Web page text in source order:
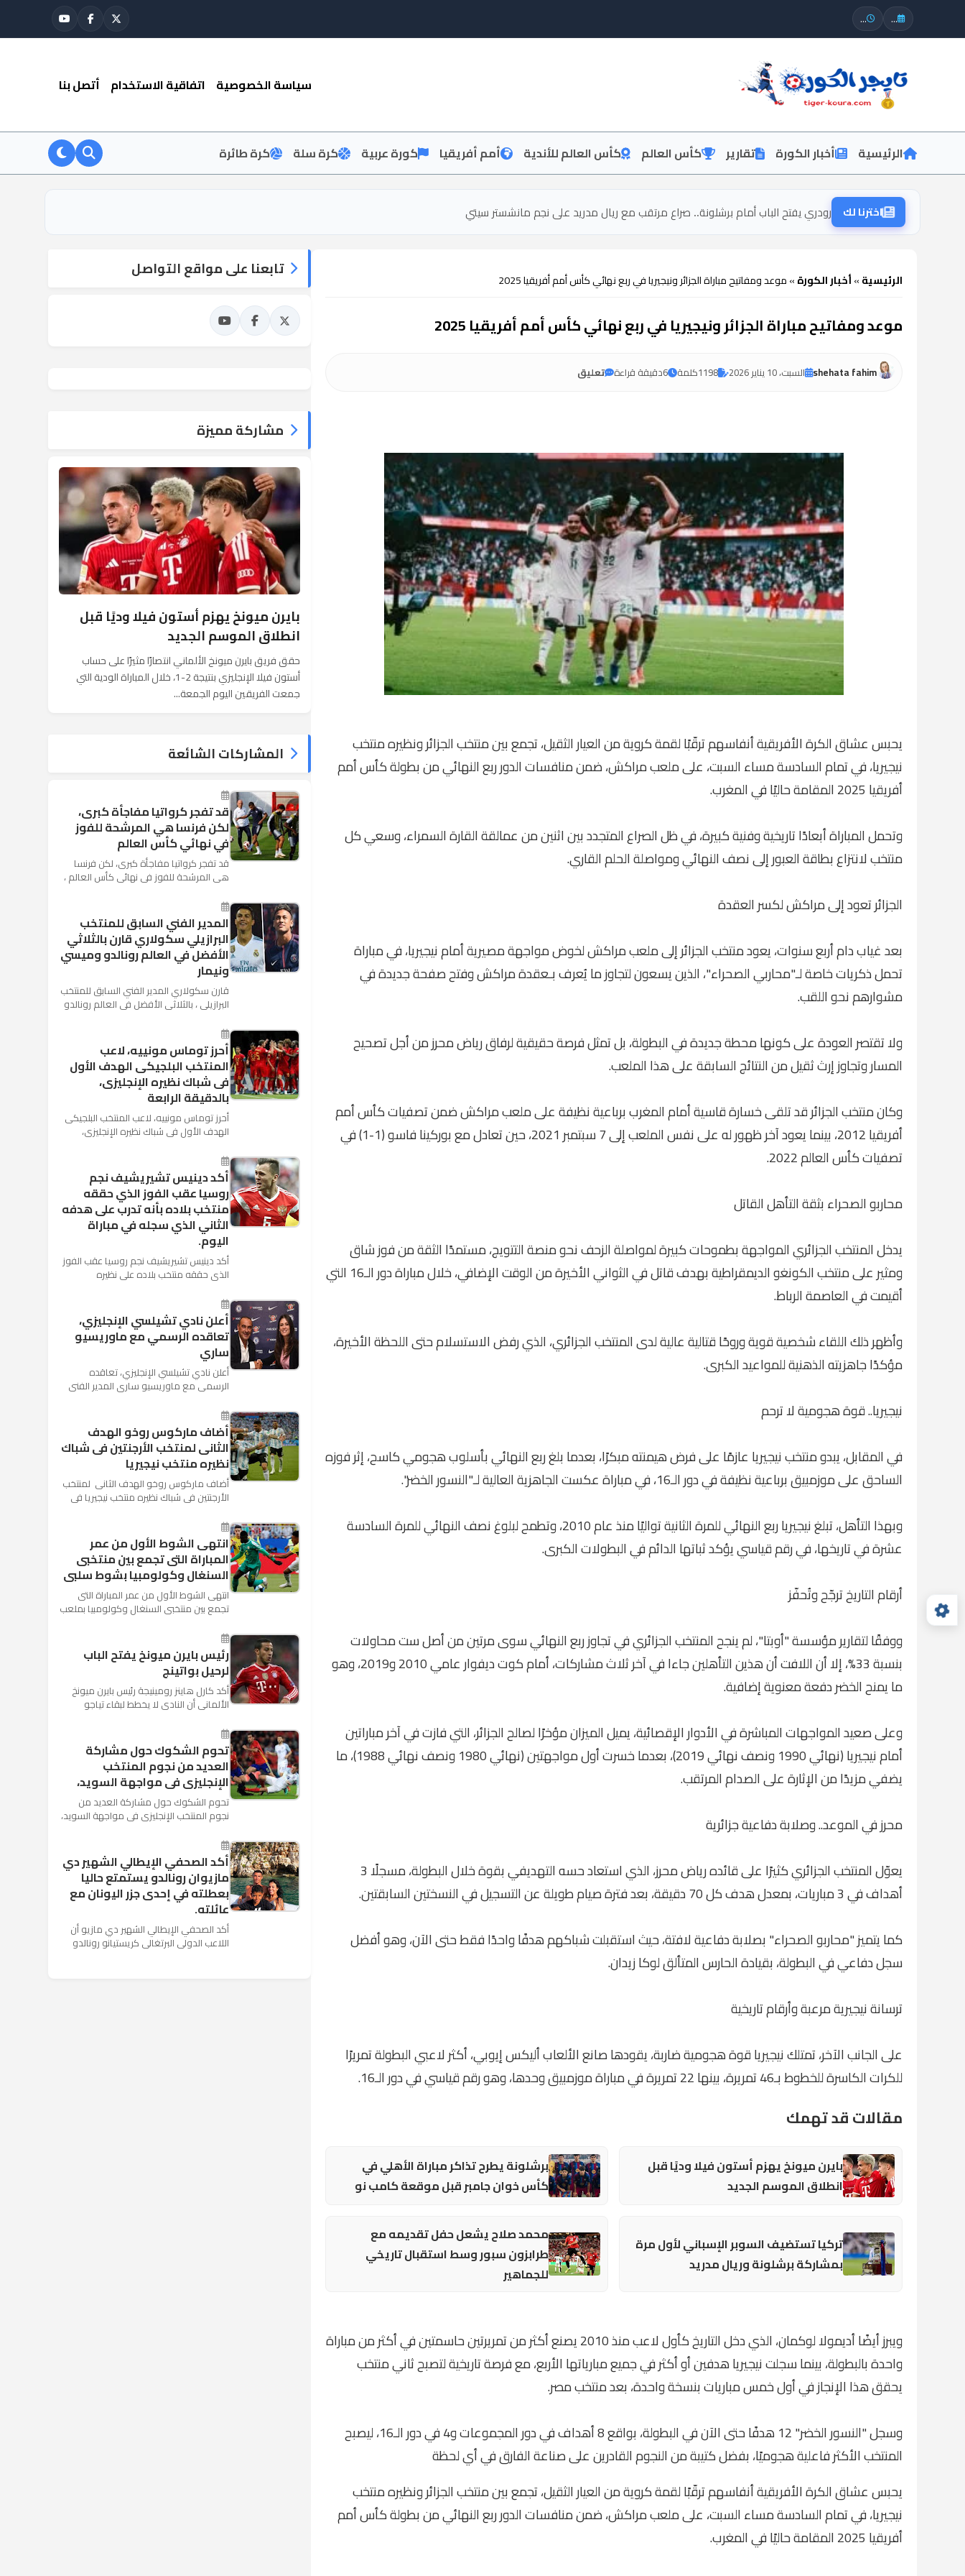
...
...
سياسة الخصوصية اتفاقية الاستخدام أتصل بنا
الرئيسية أخبار الكورة تقارير كأس العالم كأس العالم للأندية أمم أفريقيا كورة عربية كرة سلة كرة طائرة
اخترنا لك رودري يفتح الباب أمام برشلونة.. صراع مرتقب مع ريال مدريد على نجم مانشستر سيتي
الرئيسية»أخبار الكورة»موعد ومفاتيح مباراة الجزائر ونيجيريا في ربع نهائي كأس أمم أفريقيا 2025
موعد ومفاتيح مباراة الجزائر ونيجيريا في ربع نهائي كأس أمم أفريقيا 2025
shehata fahim السبت، 10 يناير 2026 1198كلمة 6دقيقة قراءة تعليق
يحبس عشاق الكرة الأفريقية أنفاسهم ترقّبًا لقمة كروية من العيار الثقيل، تجمع بين منتخب الجزائر ونظيره منتخب
نيجيريا، في تمام السادسة مساء السبت، على ملعب مراكش، ضمن منافسات الدور ربع النهائي من بطولة كأس أمم
أفريقيا 2025 المقامة حاليًا في المغرب.
وتحمل المباراة أبعادًا تاريخية وفنية كبيرة، في ظل الصراع المتجدد بين اثنين من عمالقة القارة السمراء، وسعي كل
منتخب لانتزاع بطاقة العبور إلى نصف النهائي ومواصلة الحلم القاري.
الجزائر تعود إلى مراكش لكسر العقدة
بعد غياب دام أربع سنوات، يعود منتخب الجزائر إلى ملعب مراكش لخوض مواجهة مصيرية أمام نيجيريا، في مباراة
تحمل ذكريات خاصة لـ"محاربي الصحراء"، الذين يسعون لتجاوز ما يُعرف بـعقدة مراكش وفتح صفحة جديدة في
مشوارهم نحو اللقب.
ولا تقتصر العودة على كونها محطة جديدة في البطولة، بل تمثل فرصة حقيقية لرفاق رياض محرز من أجل تصحيح
المسار وتجاوز إرث ثقيل من النتائج السابقة على هذا الملعب.
وكان منتخب الجزائر قد تلقى خسارة قاسية أمام المغرب برباعية نظيفة على ملعب مراكش ضمن تصفيات كأس أمم
أفريقيا 2012، بينما يعود آخر ظهور له على نفس الملعب إلى 7 سبتمبر 2021، حين تعادل مع بوركينا فاسو (1-1) في
تصفيات كأس العالم 2022.
محاربو الصحراء بثقة التأهل القاتل
يدخل المنتخب الجزائري المواجهة بطموحات كبيرة لمواصلة الزحف نحو منصة التتويج، مستمدًا الثقة من فوز شاق
ومثير على منتخب الكونغو الديمقراطية بهدف قاتل في الثواني الأخيرة من الوقت الإضافي، خلال مباراة دور الـ16 التي
أقيمت في العاصمة الرباط.
وأظهر ذلك اللقاء شخصية قوية وروحًا قتالية عالية لدى المنتخب الجزائري، الذي رفض الاستسلام حتى اللحظة الأخيرة،
مؤكدًا جاهزيته الذهنية للمواعيد الكبرى.
نيجيريا.. قوة هجومية لا ترحم
في المقابل، يبدو منتخب نيجيريا عازمًا على فرض هيمنته مبكرًا، بعدما بلغ ربع النهائي بأسلوب هجومي كاسح، إثر فوزه
الساحق على موزمبيق برباعية نظيفة في دور الـ16، في مباراة عكست الجاهزية العالية لـ"النسور الخضر".
وبهذا التأهل، تبلغ نيجيريا ربع النهائي للمرة الثانية تواليًا منذ عام 2010، وتطمح لبلوغ نصف النهائي للمرة السادسة
عشرة في تاريخها، في رقم قياسي يؤكد ثباتها الدائم في البطولات الكبرى.
أرقام التاريخ ترجّح وتُحفّز
ووفقًا لتقارير مؤسسة "أوبتا"، لم ينجح المنتخب الجزائري في تجاوز ربع النهائي سوى مرتين من أصل ست محاولات
بنسبة 33%، إلا أن اللافت أن هذين التأهلين جاءا في آخر ثلاث مشاركات، أمام كوت ديفوار عامي 2010 و2019، وهو
ما يمنح الخضر دفعة معنوية إضافية.
وعلى صعيد المواجهات المباشرة في الأدوار الإقصائية، يميل الميزان مؤخرًا لصالح الجزائر، التي فازت في آخر مباراتين
أمام نيجيريا (نهائي 1990 ونصف نهائي 2019)، بعدما خسرت أول مواجهتين (نهائي 1980 ونصف نهائي 1988)، ما
يضفي مزيدًا من الإثارة على الصدام المرتقب.
محرز في الموعد.. وصلابة دفاعية جزائرية
يعوّل المنتخب الجزائري كثيرًا على قائده رياض محرز، الذي استعاد حسه التهديفي بقوة خلال البطولة، مسجلًا 3
أهداف في 3 مباريات، بمعدل هدف كل 70 دقيقة، بعد فترة صيام طويلة عن التسجيل في النسختين السابقتين.
كما يتميز "محاربو الصحراء" بصلابة دفاعية لافتة، حيث استقبلت شباكهم هدفًا واحدًا فقط حتى الآن، وهو أفضل
سجل دفاعي في البطولة، بقيادة الحارس المتألق لوكا زيدان.
ترسانة نيجيرية مرعبة وأرقام تاريخية
على الجانب الآخر، تمتلك نيجيريا قوة هجومية ضاربة، يقودها صانع الألعاب أليكس إيوبي، أكثر لاعبي البطولة تمريرًا
للكرات الكاسرة للخطوط بـ46 تمريرة، بينها 22 تمريرة في مباراة موزمبيق وحدها، وهو رقم قياسي في دور الـ16.
مقالات قد تهمك
بايرن ميونخ يهزم أستون فيلا وديًا قبل
انطلاق الموسم الجديد
برشلونة يطرح تذاكر مباراة الأهلي في
كأس خوان جامبر قبل موقعة كامب نو
تركيا تستضيف السوبر الإسباني لأول مرة
بمشاركة برشلونة وريال مدريد
محمد صلاح يشعل حفل تقديمه مع
طرابزون سبور وسط استقبال تاريخي
للجماهير
ويبرز أيضًا أديمولا لوكمان، الذي دخل التاريخ كأول لاعب منذ 2010 يصنع أكثر من تمريرتين حاسمتين في أكثر من مباراة
واحدة بالبطولة، بينما سجلت نيجيريا هدفين أو أكثر في جميع مبارياتها الأربع، مع فرصة تاريخية لتصبح ثاني منتخب
يحقق هذا الإنجاز في أول خمس مباريات بنسخة واحدة، بعد منتخب مصر.
وسجل "النسور الخضر" 12 هدفًا حتى الآن في البطولة، بواقع 8 أهداف في دور المجموعات و4 في دور الـ16، ليصبح
المنتخب الأكثر فاعلية هجوميًا، بفضل كتيبة من النجوم القادرين على صناعة الفارق في أي لحظة
يحبس عشاق الكرة الأفريقية أنفاسهم ترقّبًا لقمة كروية من العيار الثقيل، تجمع بين منتخب الجزائر ونظيره منتخب
نيجيريا، في تمام السادسة مساء السبت، على ملعب مراكش، ضمن منافسات الدور ربع النهائي من بطولة كأس أمم
أفريقيا 2025 المقامة حاليًا في المغرب.
تابعنا على مواقع التواصل
مشاركة مميزة
بايرن ميونخ يهزم أستون فيلا وديًا قبل
انطلاق الموسم الجديد
حقق فريق بايرن ميونخ الألماني انتصارًا مثيرًا على حساب
أستون فيلا الإنجليزي بنتيجة 2-1، خلال المباراة الودية التي
جمعت الفريقين اليوم الجمعة...
المشاركات الشائعة
قد تفجر كرواتيا مفاجأة كبرى،
لكن فرنسا هي المرشحة للفوز
في نهائي كأس العالم
قد تفجر كرواتيا مفاجأة كبرى، لكن فرنسا
هي المرشحة للفوز في نهائي كأس العالم ،
الروسية في يوم شديد الح...
المدير الفني السابق للمنتخب
البرازيلي سكولاري قارن بالثلاثي
الأفضل في العالم رونالدو وميسي
ونيمار
قارن سكولاري المدير الفني السابق للمنتخب
البرازيلي ، بالثلاثي الأفضل في العالم رونالدو
نجم ...
أحرز توماس مونييه، لاعب
المنتخب البلجيكى الهدف الأول
فى شباك نظيره الإنجليزى،
بالدقيقة الرابعة
أحرز توماس مونييه، لاعب المنتخب البلجيكى
الهدف الأول فى شباك نظيره الإنجليزى،
بينهما حاليا على م...
أكد دينيس تشيريشيف نجم
روسيا عقب الفوز الذي حققه
منتخب بلاده بأنه تدرب على هدفه
الثاني الذي سجله في مباراة
اليوم.
أكد دينيس تشيريشيف نجم روسيا عقب الفوز
الذي حققه منتخب بلاده على نظيره
كأس العالم بأنه تدرب على هد...
أعلن نادي تشيلسي الإنجليزي،
تعاقده الرسمي مع ماوريسيو
ساري
أعلن نادي تشيلسي الإنجليزي، تعاقده
الرسمي مع ماوريسيو ساري المدير الفني
المقبل وخلافة أنطونيو كو...
أضاف ماركوس روخو الهدف
الثانى لمنتخب الأرجنتين فى شباك
نظيره منتخب نيجيريا
أضاف ماركوس روخو الهدف الثانى لمنتخب
الأرجنتين فى شباك نظيره منتخب نيجيريا فى
"كريستوفسك...
انتهى الشوط الأول من عمر
المباراة التى تجمع بين منتخبى
السنغال وكولومبيا بشوط سلبى
انتهى الشوط الأول من عمر المباراة التى
تجمع بين منتخبى السنغال وكولومبيا بملعب
الثالثة والأ...
رئيس بايرن ميونخ يفتح الباب
لرحيل بواتينج
أكد كارل هاينز رومينيجة رئيس بايرن ميونخ
الألمانى أن النادى لا يخطط لبقاء تياجو
وأنه سيستم...
تحوم الشكوك حول مشاركة
العديد من نجوم المنتخب
الإنجليزى فى مواجهة السويد،
تحوم الشكوك حول مشاركة العديد من
نجوم المنتخب الإنجليزى فى مواجهة السويد،
ملعب "كوزموس آ...
أكد الصحفي الإيطالي الشهير دي
مازيوان رونالدو يستمتع حاليا
بعطلته في إحدى جزر اليونان مع
عائلته.
أكد الصحفي الإيطالي الشهير دي مازيو أن
اللاعب الدولي البرتغالي كريستيانو رونالدو